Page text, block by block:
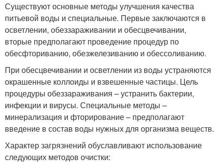
Существуют основные методы улучшения качества
питьевой воды и специальные. Первые заключаются в
осветлении, обеззараживании и обесцвечивании,
вторые предполагают проведение процедур по
обесфториванию, обезжелезиванию и обессоливанию.
При обесцвечивании и осветлении из воды устраняются
окрашенные коллоиды и взвешенные частицы. Цель
процедуры обеззараживания – устранить бактерии,
инфекции и вирусы. Специальные методы –
минерализация и фторирование – предполагают
введение в состав воды нужных для организма веществ.
Характер загрязнений обуславливают использование
следующих методов очистки: